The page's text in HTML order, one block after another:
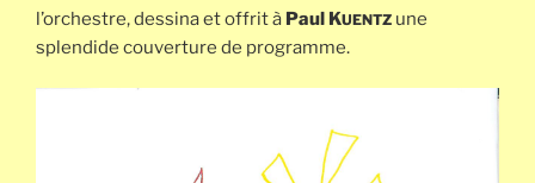
l’orchestre, dessina et offrit à Paul KUENTZ une
splendide couverture de programme.